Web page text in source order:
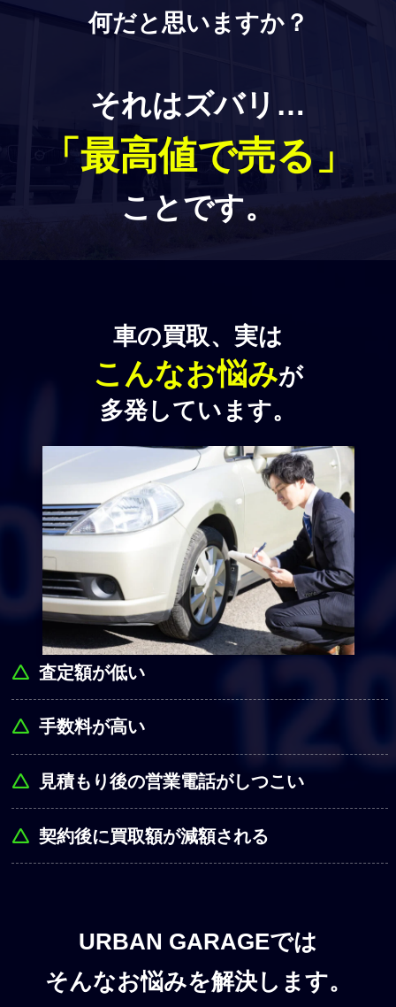
何だと思いますか？
それはズバリ…
「最高値で売る」
ことです。
車の買取、実は
こんなお悩みが
多発しています。
査定額が低い
手数料が高い
見積もり後の営業電話がしつこい
契約後に買取額が減額される
URBAN GARAGEでは
そんなお悩みを解決します。